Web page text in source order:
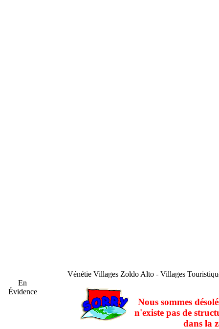
En
Évidence
Vénétie Villages Zoldo Alto - Villages
Nous sommes
n'existe pas de
dans la